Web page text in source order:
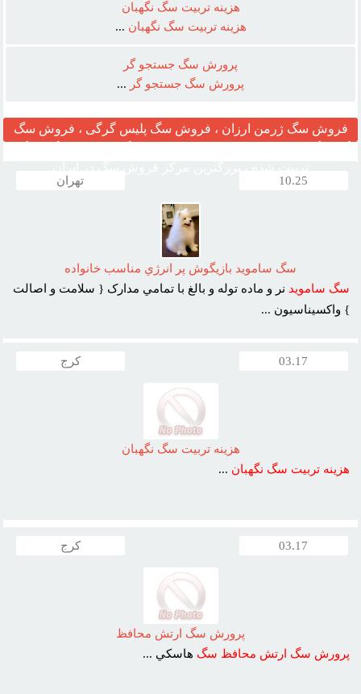
هزينه تربيت سگ نگهبان
هزينه تربيت سگ نگهبان ...
پرورش سگ جستجو گر
پرورش سگ جستجو گر ...
فروش سگ ژرمن ارزان ، فروش سگ پلیس گرگی ، فروش سگ
10.25 تهران
سگ سامويد بازيگوش پر انرژي مناسب خانواده
سگ سامويد نر و ماده توله و بالغ با تمامي مدارک { سلامت و اصالت
} واکسيناسيون ...
03.17 کرج
هزينه تربيت سگ نگهبان
هزينه تربيت سگ نگهبان ...
03.17 کرج
پرورش سگ ارتش محافظ
پرورش سگ ارتش محافظ سگ هاسکي ...